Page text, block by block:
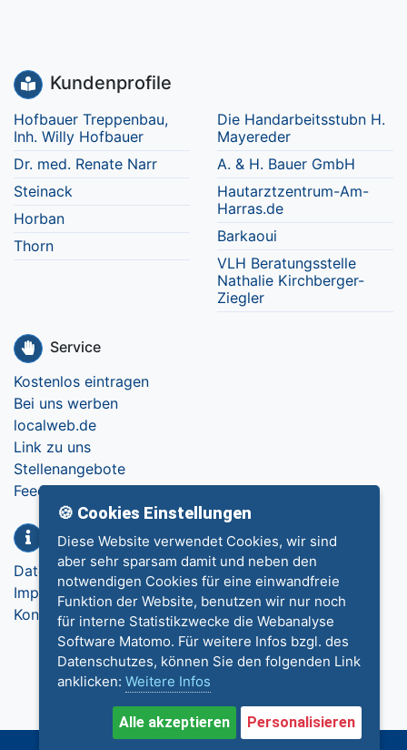
Kundenprofile
Hofbauer Treppenbau,
Inh. Willy Hofbauer
Dr. med. Renate Narr
Steinack
Horban
Thorn
Die Handarbeitsstubn H.
Mayereder
A. & H. Bauer GmbH
Hautarztzentrum-Am-
Harras.de
Barkaoui
VLH Beratungsstelle
Nathalie Kirchberger-
Ziegler
Service
Kostenlos eintragen
Bei uns werben
localweb.de
Link zu uns
Stellenangebote
Feedback
Info
Datenschutz
Impressum
Kontakt
🍪 Cookies Einstellungen
Diese Website verwendet Cookies, wir sind
aber sehr sparsam damit und neben den
notwendigen Cookies für eine einwandfreie
Funktion der Website, benutzen wir nur noch
für interne Statistikzwecke die Webanalyse
Software Matomo. Für weitere Infos bzgl. des
Datenschutzes, können Sie den folgenden Link
anklicken: Weitere Infos
Alle akzeptieren Personalisieren